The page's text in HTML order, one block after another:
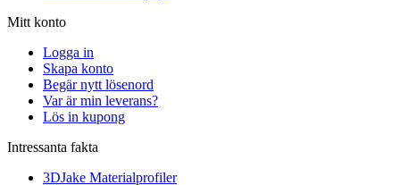
Mitt konto
Logga in
Skapa konto
Begär nytt lösenord
Var är min leverans?
Lös in kupong
Intressanta fakta
3DJake Materialprofiler